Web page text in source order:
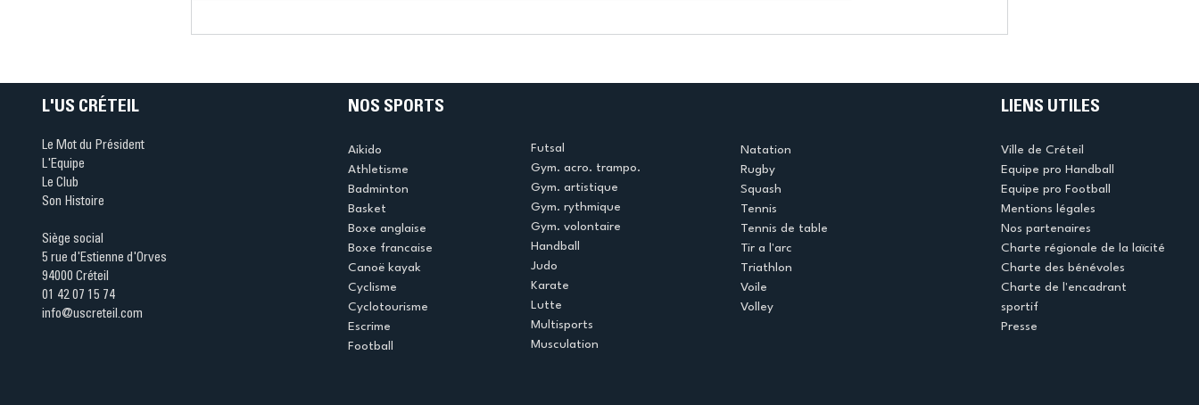
L'US CRÉTEIL
Le Mot du Président
L'Equipe
Le Club
Son Histoire
Siège social
5 rue d'Estienne d'Orves
94000 Créteil
01 42 07 15 74
info@uscreteil.com
NOS SPORTS
Aikido
Athletisme
Badminton
Basket
Boxe anglaise
Boxe francaise
Canoë kayak
Cyclisme
Cyclotourisme
Escrime
Football
Futsal
Gym. acro. trampo.
Gym. artistique
Gym. rythmique
Gym. volontaire
Handball
Judo
Karate
Lutte
Multisports
Musculation
Natation
Rugby
Squash
Tennis
Tennis de table
Tir a l'arc
Triathlon
Voile
Volley
LIENS UTILES
Ville de Créteil
Equipe pro Handball
Equipe pro Football
Mentions légales
Nos partenaires
Charte régionale de la laïcité
Charte des bénévoles
Charte de l'encadrant
sportif
Presse